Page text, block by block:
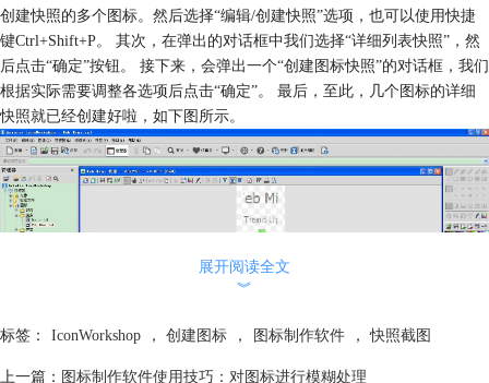
创建快照的多个图标。然后选择“编辑/创建快照”选项，也可以使用快捷
键Ctrl+Shift+P。 其次，在弹出的对话框中我们选择“详细列表快照”，然
后点击“确定”按钮。 接下来，会弹出一个“创建图标快照”的对话框，我们
根据实际需要调整各选项后点击“确定”。 最后，至此，几个图标的详细
快照就已经创建好啦，如下图所示。
展开阅读全文
︾
标签： IconWorkshop ， 创建图标 ， 图标制作软件 ， 快照截图
上一篇： 图标制作软件使用技巧：对图标进行模糊处理